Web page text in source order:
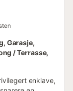
Garasje,
/ Terrasse,
enklave,